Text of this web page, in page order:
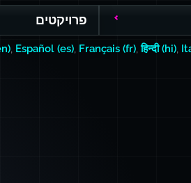
פרויקטים
Español (es) Français (fr) ,हिन्दी (hi)